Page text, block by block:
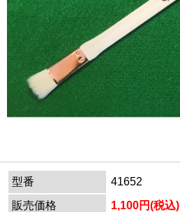
型番
41652
販売価格
1,100円(税込)